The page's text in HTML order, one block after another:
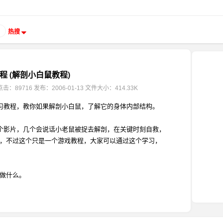
热搜
(解剖小白鼠教程)
击：89716 发布：2006-01-13 文件大小：414.33K
程，教你如果解剖小白鼠，了解它的身体内部结构。
片，几个会说话小老鼠被捉去解剖，在关键时刻自救，
过这个只是一个游戏教程，大家可以通过这个学习，
什么。